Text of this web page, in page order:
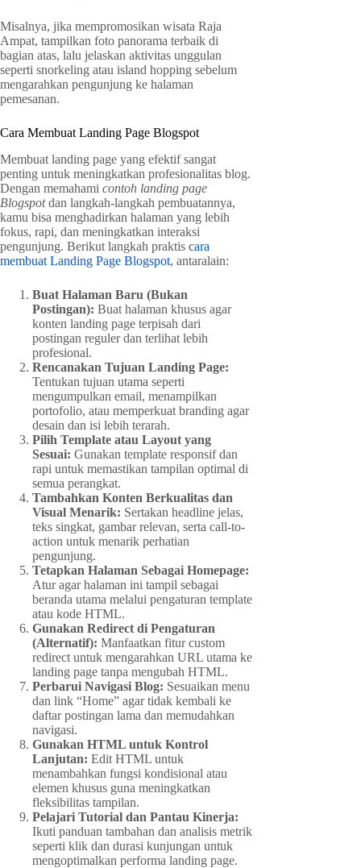
Misalnya, jika mempromosikan wisata Raja
Ampat, tampilkan foto panorama terbaik di
bagian atas, lalu jelaskan aktivitas unggulan
seperti snorkeling atau island hopping sebelum
mengarahkan pengunjung ke halaman
pemesanan.
Cara Membuat Landing Page Blogspot
Membuat landing page yang efektif sangat
penting untuk meningkatkan profesionalitas blog.
Dengan memahami contoh landing page
Blogspotdan langkah-langkah pembuatannya,
kamu bisa menghadirkan halaman yang lebih
fokus, rapi, dan meningkatkan interaksi
pengunjung. Berikut langkah praktis cara
membuat Landing Page Blogspot, antaralain:
Buat Halaman Baru (Bukan
Postingan): Buat halaman khusus agar
konten landing page terpisah dari
postingan reguler dan terlihat lebih
profesional.
Rencanakan Tujuan Landing Page:
Tentukan tujuan utama seperti
mengumpulkan email, menampilkan
portofolio, atau memperkuat branding agar
desain dan isi lebih terarah.
Pilih Template atau Layout yang
Sesuai: Gunakan template responsif dan
rapi untuk memastikan tampilan optimal di
semua perangkat.
Tambahkan Konten Berkualitas dan
Visual Menarik: Sertakan headline jelas,
teks singkat, gambar relevan, serta call-to-
action untuk menarik perhatian
pengunjung.
Tetapkan Halaman Sebagai Homepage:
Atur agar halaman ini tampil sebagai
beranda utama melalui pengaturan template
atau kode HTML.
Gunakan Redirect di Pengaturan
(Alternatif): Manfaatkan fitur custom
redirect untuk mengarahkan URL utama ke
landing page tanpa mengubah HTML.
Perbarui Navigasi Blog: Sesuaikan menu
dan link “Home” agar tidak kembali ke
daftar postingan lama dan memudahkan
navigasi.
Gunakan HTML untuk Kontrol
Lanjutan: Edit HTML untuk
menambahkan fungsi kondisional atau
elemen khusus guna meningkatkan
fleksibilitas tampilan.
Pelajari Tutorial dan Pantau Kinerja:
Ikuti panduan tambahan dan analisis metrik
seperti klik dan durasi kunjungan untuk
mengoptimalkan performa landing page.